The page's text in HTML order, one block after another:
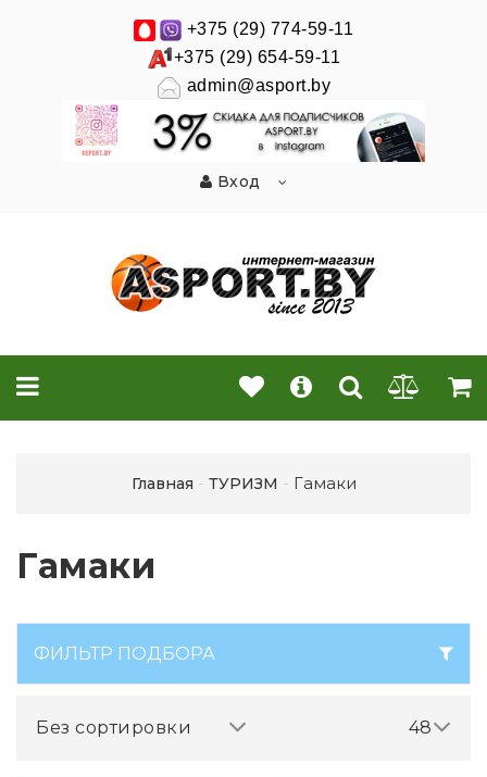
+375 (29) 774-59-11
+375 (29) 654-59-11
admin@asport.by
Вход
Главная ТУРИЗМ Гамаки
Гамаки
ФИЛЬТР ПОДБОРА
48
Без сортировки